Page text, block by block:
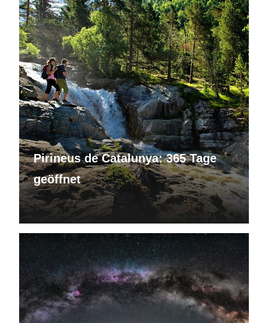
Pirineus de Catalunya: 365 Tage
geöffnet